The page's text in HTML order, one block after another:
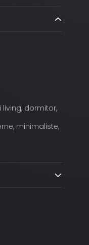
dormitor,
minimaliste,